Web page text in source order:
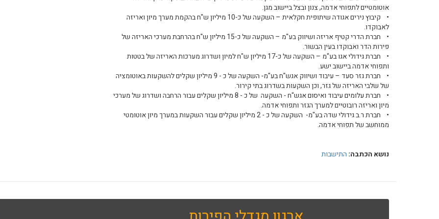
אוטומטיים לתפוחי אדמה, צנון ובצל ביישוב מגן.
• קיבוץ נירים אגודה שיתופית חקלאית – השקעה של כ-10 מיליון ש"ח בהקמת מערך מיון ואריזה
לאבוקדו.
• חברת הדרי קטיף אריזה ושיווק בע"מ – השקעה של כ-15 מיליון ש"ח בהרחבת מערכי האריזה של
פירות הדר ואבוקדו בעין הבשור.
• חברת גידולי אגו בע"מ – השקעה של כ-17 מיליון ש"ח למיון ושדרוג מערכות האריזה של בטטות
ותפוחי אדמה ביישוב ישע.
• חברת גזר סעד – עיבוד ושיווק אגש"ח בע"מ- השקעה של כ - 9 מיליון שקלים להשקעות באוטומציה
של שלבי האריזה של גזר, וכן השקעות בשדרוג בתי קירור.
• חברת עלומים עיבוד ואיסום אגש"ח - השקעה של כ - 8 מיליון שקלים עבור הרחבה ושדרוג של מערכי
מיון ואריזה רובוטיים למערך הגזר ותפוחי אדמה.
• חברת ר.ב גידולי שדה בע"מ- השקעה של כ - 2 מיליון שקלים עבור השקעות במערך מיון אוטומטי
ממוחשב של תפוחי אדמה.
נושא הכתבה: התישבות